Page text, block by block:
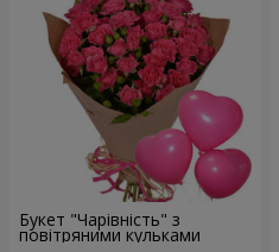
Букет "Чарівність" з
повітряними кульками